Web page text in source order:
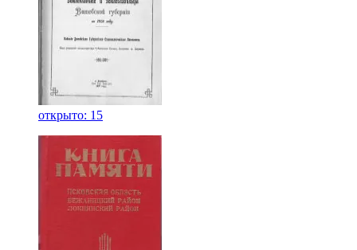
открыто: 15